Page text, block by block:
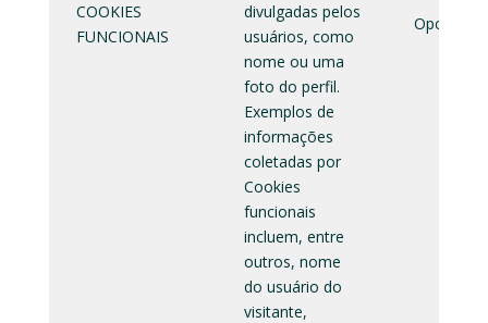
COOKIES
FUNCIONAIS
divulgadas pelos
usuários, como
nome ou uma
foto do perfil.
Exemplos de
informações
coletadas por
Cookies
funcionais
incluem, entre
outros, nome
do usuário do
visitante,
Opcional